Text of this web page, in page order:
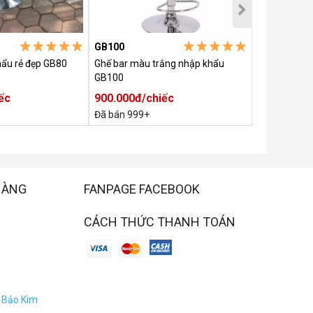
rẻ đẹp GB80
GB100
Ghế bar màu trắng nhập khẩu
GB100
900.000đ/chiếc
Đã bán 999+
Kim
FANPAGE FACEBOOK
CÁCH THỨC THANH TOÁN